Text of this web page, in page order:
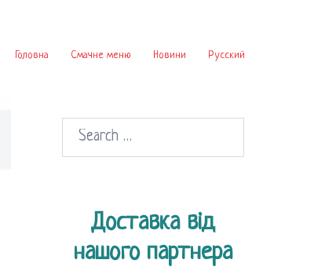
Головна Смачне меню Новини Русский
Search
for:
Доставка від
нашого партнера